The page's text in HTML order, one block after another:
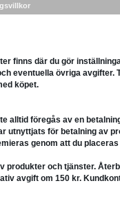
finns där du gör
eventuella övriga
köpet.
alltid föregås av en
utnyttjats för betalning av
genom att du
produkter och tjänster.
avgift om 150 kr.